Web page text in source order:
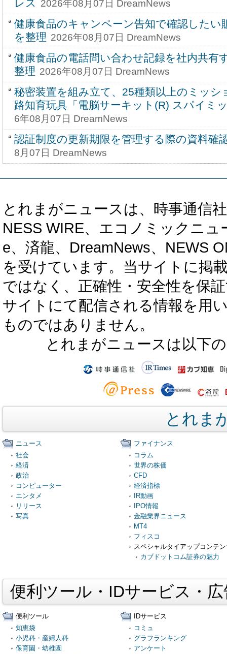
レス 2026年08月07日 DreamNews
健康食品のキャンペーン告知で確認したい
を整理 2026年08月07日 DreamNews
健康食品の電話問い合わせ記録を社内共有
整理 2026年08月07日 DreamNews
秘密装置を組み立て、25種類以上のミッシ
路知育玩具「電脳サーキット(R) スパイミ
6年08月07日 DreamNews
認証制度の更新期限を管理する際の資料確
8月07日 DreamNews
とれまがニュースは、時事通信
NESS WIRE、エコノミックニ
e、済龍、DreamNews、NEWS
を受けています。当サイトに掲
ではなく、正確性・安全性を保
サイトにて配信される情報を用
ものではありません。
とれまがニュースは以下
とれま
ニュース
社会
経済
政治
コンピューター
エンタメ
リリース
写真
ファイナンス
コラム
世界の株価
CFD
経済指標
IR動画
IPO情報
金融業界ニュース
MT4
フィスコ
スペシャルタイアップコンテ
カブドットコム証券の魅力
便利ツール・IDサービス・
便利ツール
知恵袋
小児科・産婦人科
保育園・幼稚園
IDサービス
コミュ
グラフランキング
アンケート